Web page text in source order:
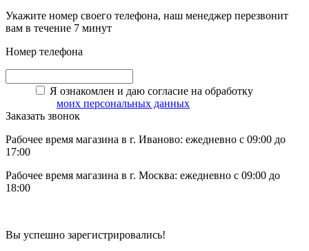
Укажите номер своего телефона, наш менеджер перезвонит
вам в течение 7 минут
Номер телефона
Я ознакомлен и даю согласие на обработку
моих персональных данных
Заказать звонок
Рабочее время магазина в г. Иваново: ежедневно с 09:00 до
17:00
Рабочее время магазина в г. Москва: ежедневно с 09:00 до
18:00
Вы успешно зарегистрировались!